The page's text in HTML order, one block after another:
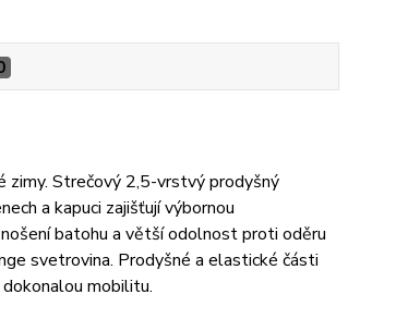
zimy. Strečový 2,5-vrstvý prodyšný
a kapuci zajišťují výbornou
batohu a větší odolnost proti oděru
svetrovina. Prodyšné a elastické části
mobilitu.